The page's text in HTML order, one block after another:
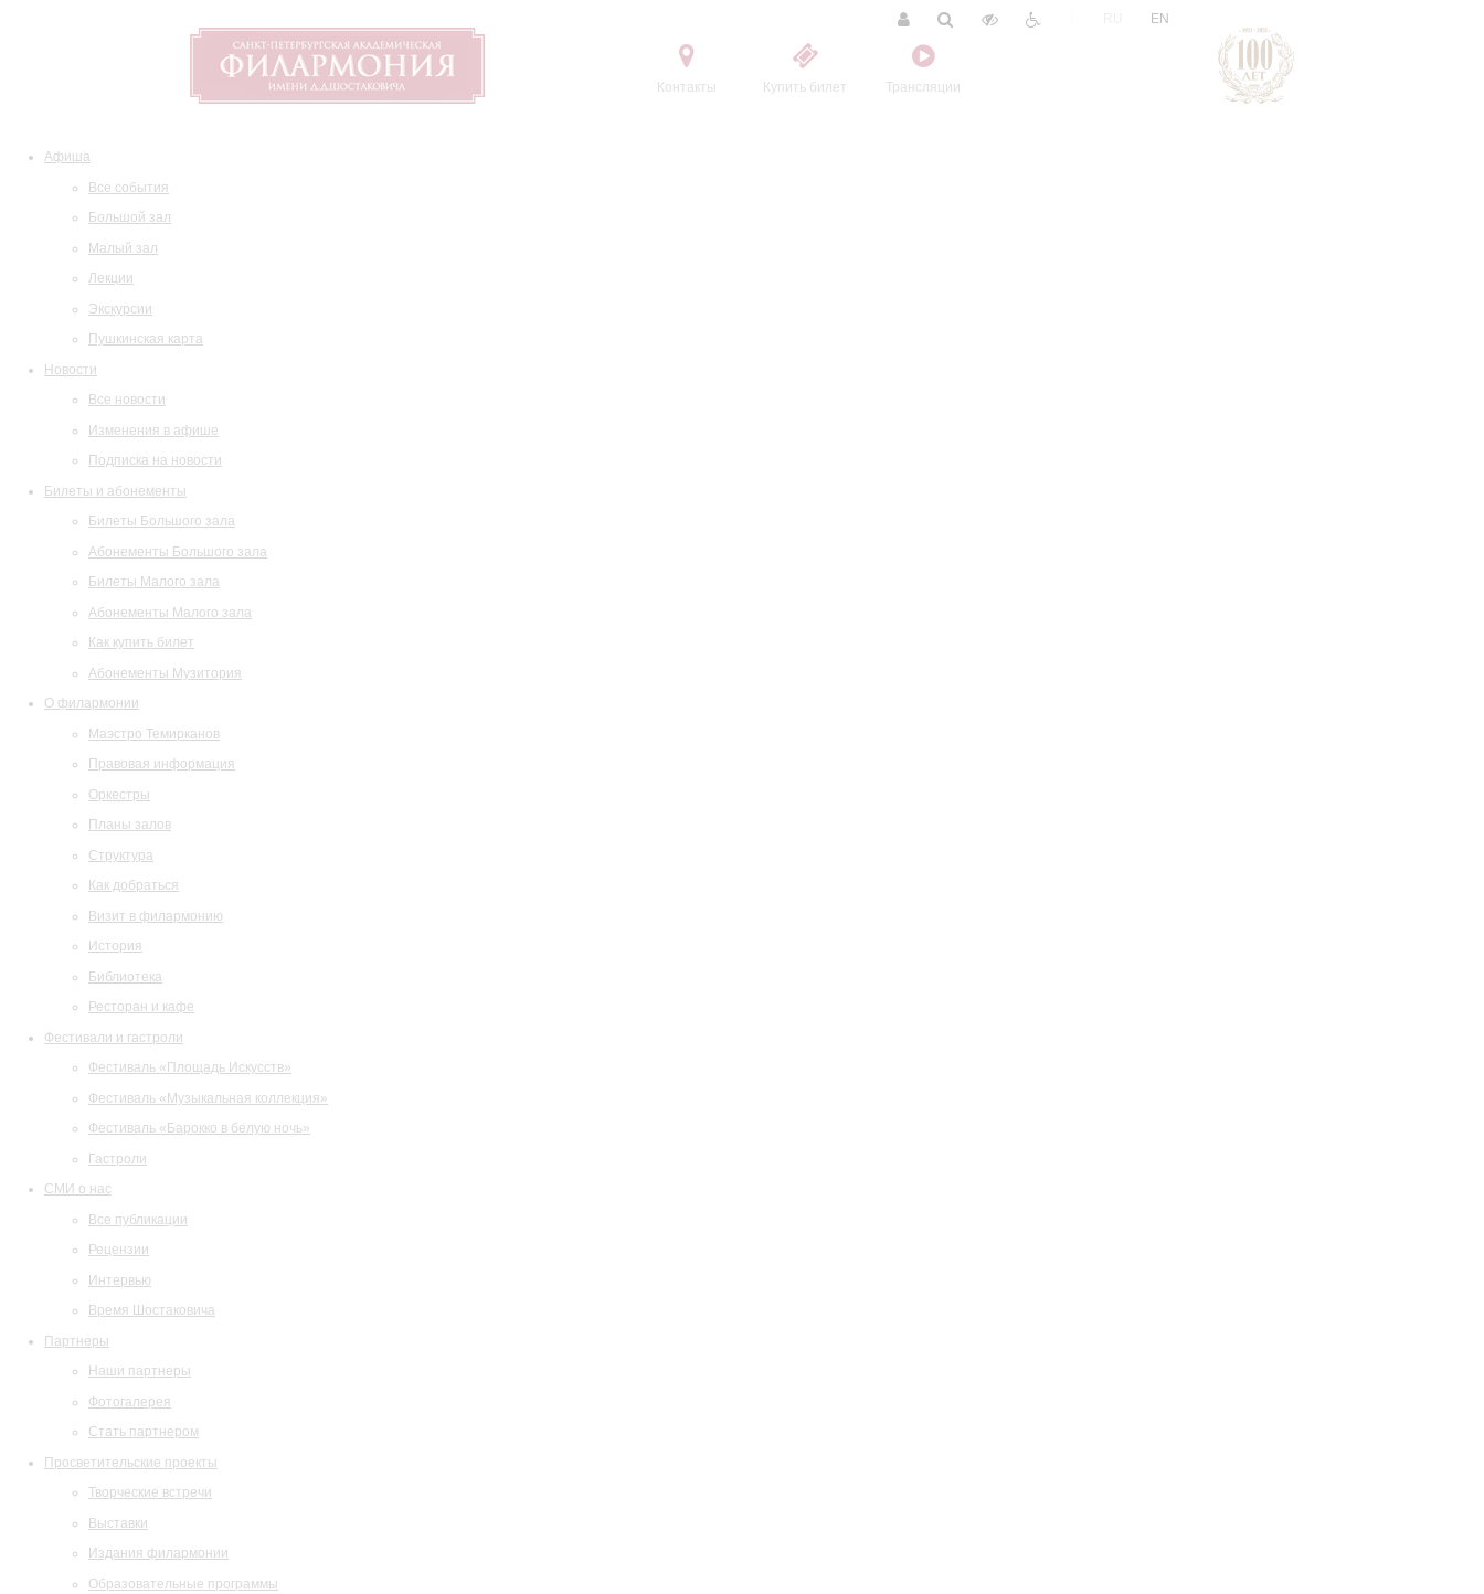
Контакты Купить билет Трансляции
EN
Афиша
Все события
Большой зал
Малый зал
Лекции
Экскурсии
Пушкинская карта
Новости
Все новости
Изменения в афише
Подписка на новости
Билеты и абонементы
Билеты Большого зала
Абонементы Большого зала
Билеты Малого зала
Абонементы Малого зала
Как купить билет
Абонементы Музитория
О филармонии
Маэстро Темирканов
Правовая информация
Оркестры
Планы залов
Структура
Как добраться
Визит в филармонию
История
Библиотека
Ресторан и кафе
Фестивали и гастроли
Фестиваль «Площадь Искусств»
Фестиваль «Музыкальная коллекция»
Фестиваль «Барокко в белую ночь»
Гастроли
СМИ о нас
Все публикации
Рецензии
Интервью
Время Шостаковича
Партнеры
Наши партнеры
Фотогалерея
Стать партнером
Просветительские проекты
Творческие встречи
Выставки
Издания филармонии
Образовательные программы